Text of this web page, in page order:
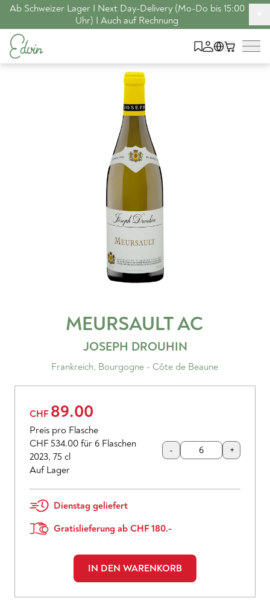
Ab Schweizer Lager I Next Day-Delivery (Mo-Do bis 15:00
Uhr) I Auch auf Rechnung
MEURSAULTAC
JOSEPH DROUHIN
Frankreich, Bourgogne - Côte de Beaune
CHF 89.00
Preis pro Flasche
CHF 534.00 für 6 Flaschen
2023, 75 cl
Auf Lager
- +
Dienstag geliefert
Gratislieferung ab CHF 180.-
IN DEN WARENKORB